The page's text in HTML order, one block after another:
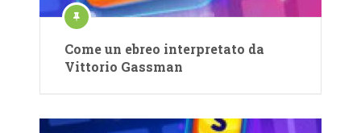
Come un ebreo interpretato da
Vittorio Gassman